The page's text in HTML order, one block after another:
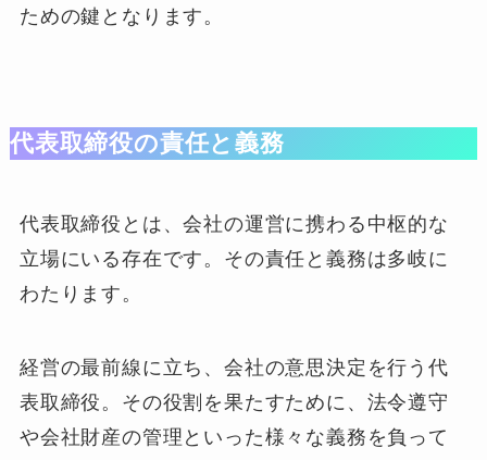
ための鍵となります。
代表取締役の責任と義務
代表取締役とは、会社の運営に携わる中枢的な
立場にいる存在です。その責任と義務は多岐に
わたります。
経営の最前線に立ち、会社の意思決定を行う代
表取締役。その役割を果たすために、法令遵守
や会社財産の管理といった様々な義務を負って